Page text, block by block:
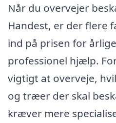
Når du overvejer
Handest, er der flere
ind på prisen for
professionel hjælp.
vigtigt at overveje,
og træer der skal
kræver mere